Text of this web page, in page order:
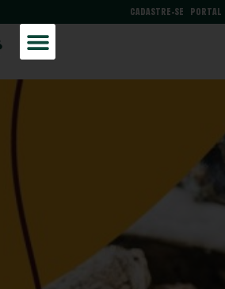
PORTAL
CADASTRE-SE